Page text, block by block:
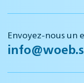
Envoyez-nous un